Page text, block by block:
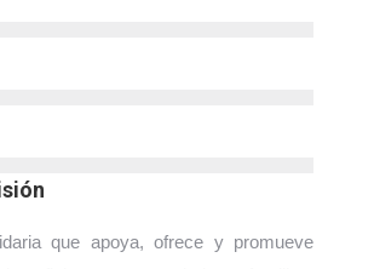
que apoya, ofrece y promueve